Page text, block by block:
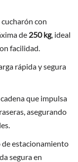
con
de 250 kg, ideal
facilidad.
rápida y segura
que impulsa
asegurando
de estacionamiento
segura en